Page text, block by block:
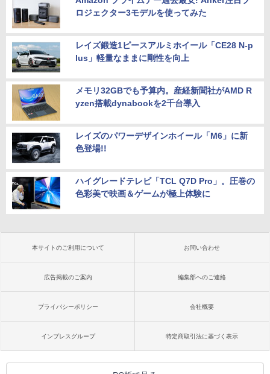
ロジェクター3モデルを使ってみた
レイズ鍛造1ピースアルミホイール「CE28 N-p
lus」軽量なままに剛性を向上
メモリ32GBでも予算内。産経新聞社がAMD R
yzen搭載dynabookを2千台導入
レイズのパワーデザインホイール「M6」に新
色登場!!
ハイグレードテレビ「TCL Q7D Pro」。圧巻の
色彩美で映画＆ゲームが極上体験に
本サイトのご利用について お問い合わせ
広告掲載のご案内 編集部へのご連絡
プライバシーポリシー 会社概要
インプレスグループ 特定商取引法に基づく表示